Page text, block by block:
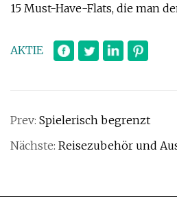
15 Must-Have-Flats, die man
AKTIE
Prev: Spielerisch begrenzt
Nächste: Reisezubehör und